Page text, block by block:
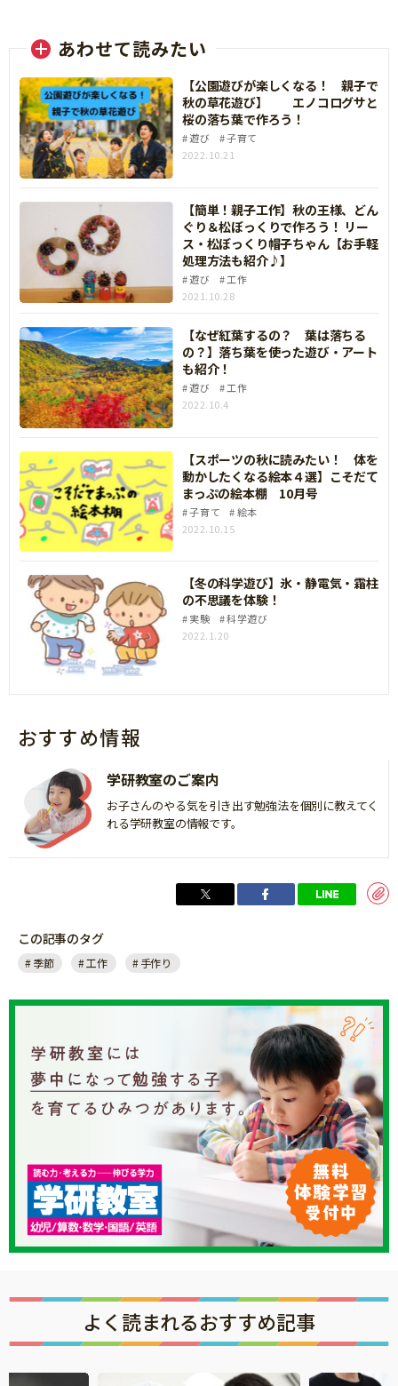
あわせて読みたい
【公園遊びが楽しくなる！ 親子で
秋の草花遊び】 エノコログサと
桜の落ち葉で作ろう！
遊び
子育て
2022.10.21
【簡単！親子工作】秋の王様、どん
ぐり＆松ぼっくりで作ろう！ リー
ス・松ぼっくり帽子ちゃん【お手軽
処理方法も紹介♪】
遊び
工作
2021.10.28
【なぜ紅葉するの？ 葉は落ちる
の？】落ち葉を使った遊び・アート
も紹介！
遊び
工作
2022.10.4
【スポーツの秋に読みたい！ 体を
動かしたくなる絵本４選】こそだて
まっぷの絵本棚 10月号
子育て
絵本
2022.10.15
【冬の科学遊び】氷・静電気・霜柱
の不思議を体験！
実験
科学遊び
2022.1.20
おすすめ情報
学研教室のご案内
お子さんのやる気を引き出す勉強法を個別に教えてく
れる学研教室の情報です。
この記事のタグ
季節 工作 手作り
よく読まれるおすすめ記事